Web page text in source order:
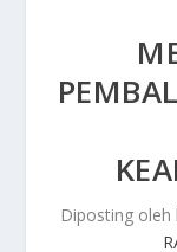
Diposting oleh